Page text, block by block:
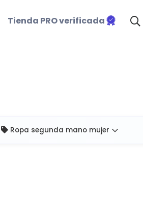
Tienda PRO verificada
Ropa segunda mano mujer